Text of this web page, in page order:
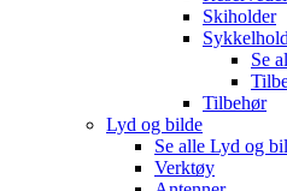
Skiholder
Se
Tilbehør
Lyd og bilde
Se alle Lyd og
Verktøy